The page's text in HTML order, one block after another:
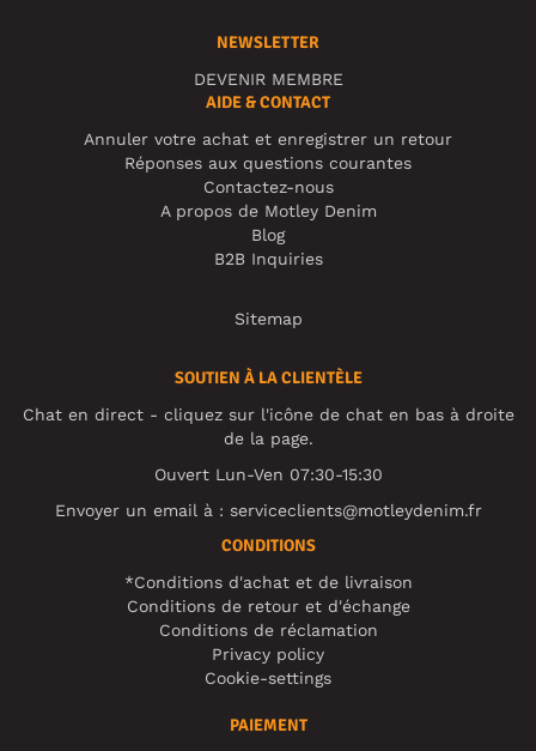
NEWSLETTER
DEVENIR MEMBRE
AIDE & CONTACT
Annuler votre achat et enregistrer un retour
Réponses aux questions courantes
Contactez-nous
A propos de Motley Denim
Blog
B2B Inquiries
Sitemap
SOUTIEN À LA CLIENTÈLE
Chat en direct - cliquez sur l'icône de chat en bas à droite
de la page.
Ouvert Lun-Ven 07:30-15:30
Envoyer un email à : serviceclients@motleydenim.fr
CONDITIONS
*Conditions d'achat et de livraison
Conditions de retour et d'échange
Conditions de réclamation
Privacy policy
Cookie-settings
PAIEMENT